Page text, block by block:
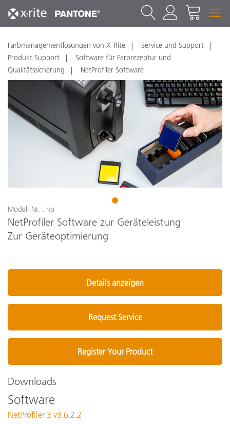
Farbmanagementlösungen von X-Rite
Service und Support
Produkt Support
Software für Farbrezeptur und
Qualitätssicherung
NetProfiler Software
1
Modell-Nr. : np
NetProfiler Software zur Geräteleistung
Zur Geräteoptimierung
Details anzeigen
Request Service
Register Your Product
Downloads
Software
NetProfiler 3 v3.6.2.2